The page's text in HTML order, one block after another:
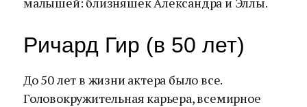
Ричард Гир (в 50 лет)
До 50 лет в жизни актера было все.
Головокружительная карьера, всемирное